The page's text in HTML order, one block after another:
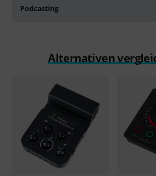
Podcasting
Alternativen